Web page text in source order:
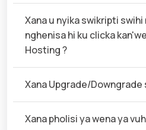
Xana u nyika swikripti swihi
nghenisa hi ku clicka
Hosting ?
Xana Upgrade/Downgrade
Xana pholisi ya wena ya